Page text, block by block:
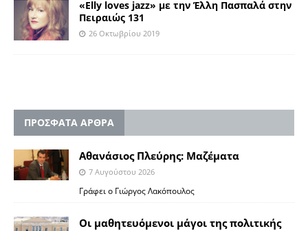
«Elly loves jazz» με την Έλλη Πασπαλά στην
Πειραιώς 131
26 Οκτωβρίου 2019
ΠΡΟΣΦΑΤΑ ΑΡΘΡΑ
Αθανάσιος Πλεύρης: Μαζέματα
7 Αυγούστου 2026
Γράφει ο Γιώργος Λακόπουλος
Οι μαθητευόμενοι μάγοι της πολιτικής